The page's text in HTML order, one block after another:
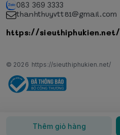
Thêm giỏ hàng
083 369 3333
thanhthuyvtt81@gmail.com
https://sieuthiphukien.net/
© 2026 https://sieuthiphukien.net/